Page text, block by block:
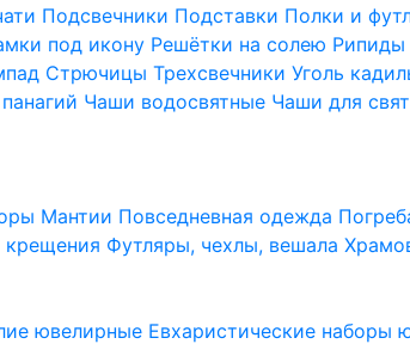
Подсвечники Подставки Полки и
под икону Решётки на солею Рипиды
СтрючицыТрехсвечникиУголь
Чаши водосвятные Чаши для
Мантии Повседневная одежда
крещения Футляры, чехлы, вешала
ювелирные Евхаристические наборы